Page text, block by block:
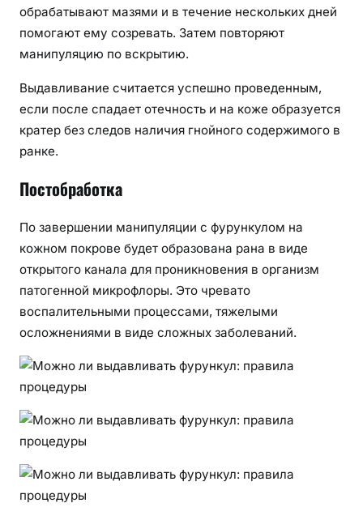
обрабатывают мазями и в течение нескольких дней
помогают ему созревать. Затем повторяют
манипуляцию по вскрытию.
Выдавливание считается успешно проведенным,
если после спадает отечность и на коже образуется
кратер без следов наличия гнойного содержимого в
ранке.
Постобработка
По завершении манипуляции с фурункулом на
кожном покрове будет образована рана в виде
открытого канала для проникновения в организм
патогенной микрофлоры. Это чревато
воспалительными процессами, тяжелыми
осложнениями в виде сложных заболеваний.